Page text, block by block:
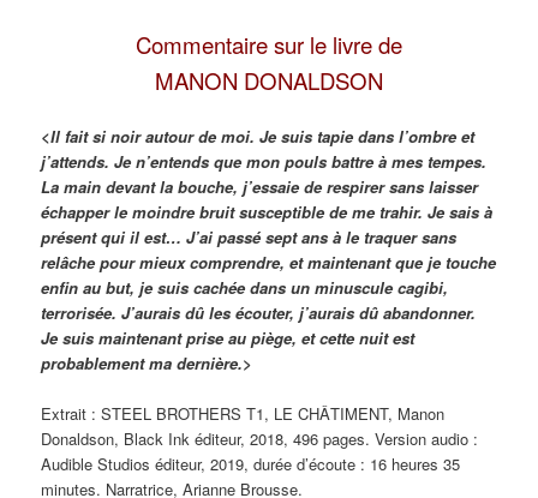
Commentaire sur le livre de
MANON DONALDSON
<Il fait si noir autour de moi. Je suis tapie dans l’ombre et
j’attends. Je n’entends que mon pouls battre à mes tempes.
La main devant la bouche, j’essaie de respirer sans laisser
échapper le moindre bruit susceptible de me trahir. Je sais à
présent qui il est… J’ai passé sept ans à le traquer sans
relâche pour mieux comprendre, et maintenant que je touche
enfin au but, je suis cachée dans un minuscule cagibi,
terrorisée. J’aurais dû les écouter, j’aurais dû abandonner.
Je suis maintenant prise au piège, et cette nuit est
probablement ma dernière.>
Extrait : STEEL BROTHERS T1, LE CHÂTIMENT, Manon
Donaldson, Black Ink éditeur, 2018, 496 pages. Version audio :
Audible Studios éditeur, 2019, durée d’écoute : 16 heures 35
minutes. Narratrice, Arianne Brousse.